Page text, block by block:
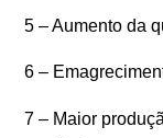
5 – Aumento da
6 –
7 – Maior